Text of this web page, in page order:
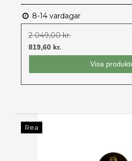
8-14 vardagar
2 049,00 kr.
819,60 kr.
Visa
Rea